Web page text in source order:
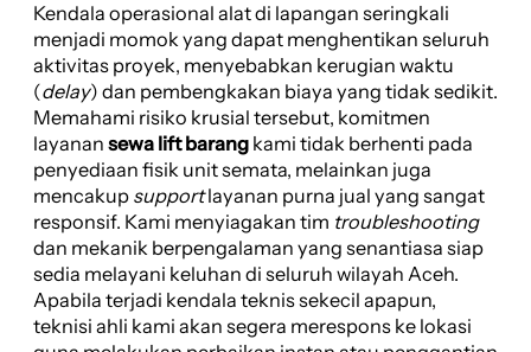
Kendala operasional alat di lapangan seringkali
menjadi momok yang dapat menghentikan seluruh
aktivitas proyek, menyebabkan kerugian waktu
(delay) dan pembengkakan biaya yang tidak sedikit.
Memahami risiko krusial tersebut, komitmen
layanan sewa lift barang kami tidak berhenti pada
penyediaan fisik unit semata, melainkan juga
mencakup supportlayanan purna jual yang sangat
responsif. Kami menyiagakan tim troubleshooting
dan mekanik berpengalaman yang senantiasa siap
sedia melayani keluhan di seluruh wilayah Aceh.
Apabila terjadi kendala teknis sekecil apapun,
teknisi ahli kami akan segera merespons ke lokasi